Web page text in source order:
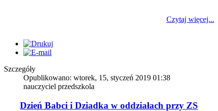
Czytaj więcej...
Szczegóły
Opublikowano: wtorek, 15, styczeń 2019 01:38
nauczyciel przedszkola
Dzień Babci i Dziadka w oddziałach przy ZS